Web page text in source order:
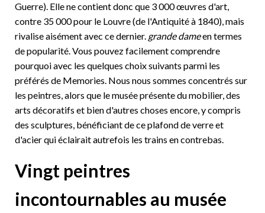
Guerre). Elle ne contient donc que 3 000 œuvres d'art,
contre 35 000 pour le Louvre (de l'Antiquité à 1840), mais
rivalise aisément avec ce dernier. grande dameen termes
de popularité. Vous pouvez facilement comprendre
pourquoi avec les quelques choix suivants parmi les
préférés de Memories. Nous nous sommes concentrés sur
les peintres, alors que le musée présente du mobilier, des
arts décoratifs et bien d'autres choses encore, y compris
des sculptures, bénéficiant de ce plafond de verre et
d'acier qui éclairait autrefois les trains en contrebas.
Vingt peintres
incontournables au musée